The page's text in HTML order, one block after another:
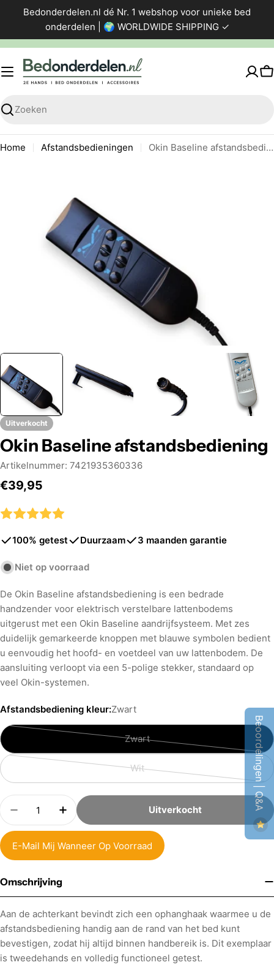
de
inhoud
Bedonderdelen.nl dé Nr. 1 webshop voor unieke bed
onderdelen | 🌍 WORLDWIDE SHIPPING ✓
Zoeken
Home Afstandsbedieningen
Okin Baseline afstandsbediening
productinformatie
0 zichtbaar in de afbeeldingen
Uitverkocht
Okin Baseline afstandsbediening
Artikelnummer: 7421935360336
Normale
€39,95
100% getest Duurzaam 3 maanden garantie
Niet op voorraad
De Okin Baseline afstandsbediening is een bedrade
handzender voor elektrisch verstelbare lattenbodems
uitgerust met een Okin Baseline aandrijfsysteem. Met zes
duidelijk gemarkeerde knoppen met blauwe symbolen bedient
u eenvoudig het hoofd- en voetdeel van uw lattenbodem. De
aansluiting verloopt via een 5-polige stekker, standaard op
veel Okin-systemen.
Afstandsbediening kleur:Zwart
Zwart
Niet
Wit
Niet
Aantal
Hoeveelheid Verminderen Voor Okin Baseline
Verhoog Aantal Voor Okin Baseline
Uitverkocht
E-Mail Mij Wanneer Op Voorraad
Omschrijving
Aan de achterkant bevindt zich een ophanghaak waarmee u de
afstandsbediening handig aan de rand van het bed kunt
bevestigen, zodat hij altijd binnen handbereik is. Dit exemplaar
is tweedehands en volledig functioneel getest.
Beoordelingen | Q&A